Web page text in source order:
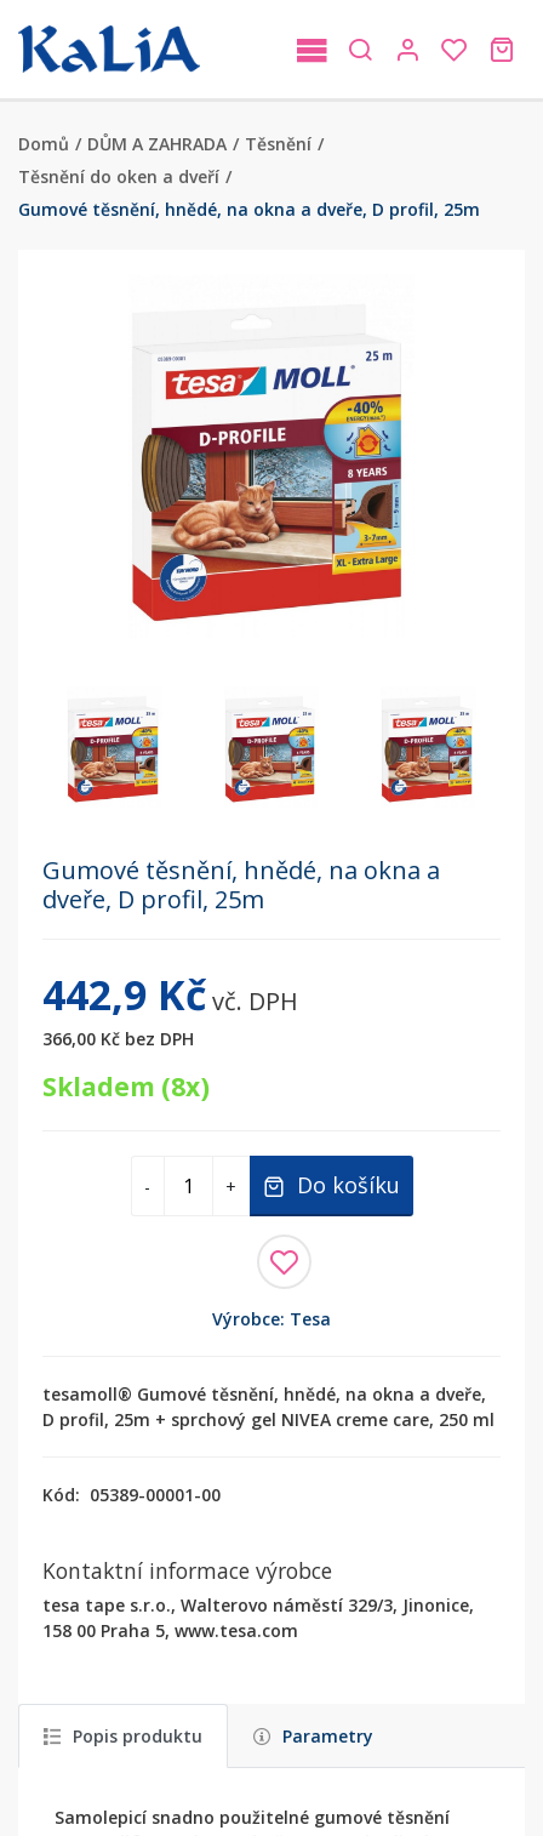
Domů / DŮM A ZAHRADA / Těsnění /
Těsnění do oken a dveří /
Gumové těsnění, hnědé, na okna a dveře, D profil, 25m
Gumové těsnění, hnědé, na okna a
dveře, D profil, 25m
442,9 Kčvč. DPH
366,00 Kč bez DPH
Skladem (8x)
- + Do košíku
Výrobce: Tesa
tesamoll® Gumové těsnění, hnědé, na okna a dveře,
D profil, 25m + sprchový gel NIVEA creme care, 250 ml
Kód: 05389-00001-00
Kontaktní informace výrobce
tesa tape s.r.o., Walterovo náměstí 329/3, Jinonice,
158 00 Praha 5, www.tesa.com
Popis produktu Parametry
Samolepicí snadno použitelné gumové těsnění